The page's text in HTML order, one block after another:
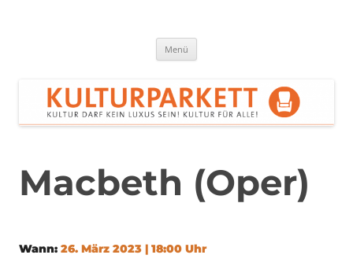
Menü
Macbeth (Oper)
Wann: 26. März 2023 | 18:00 Uhr